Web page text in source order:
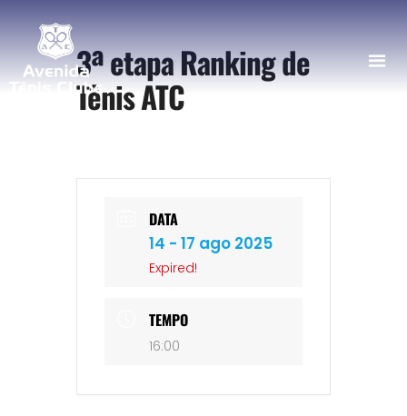
3ª etapa Ranking de
Tênis ATC
DATA
14 - 17 ago 2025
Expired!
TEMPO
16:00